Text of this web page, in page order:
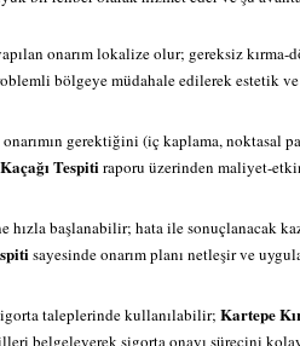
onarım lokalize olur; gereksiz kırma-
bölgeye müdahale edilerek estetik ve
gerektiğini (iç kaplama, noktasal
Tespitiraporu üzerinden maliyet-
hızla başlanabilir; hata ile sonuçlanacak
sayesinde onarım planı netleşir ve
taleplerinde kullanılabilir; Kartepe
belgeleyerek sigorta onayı sürecini